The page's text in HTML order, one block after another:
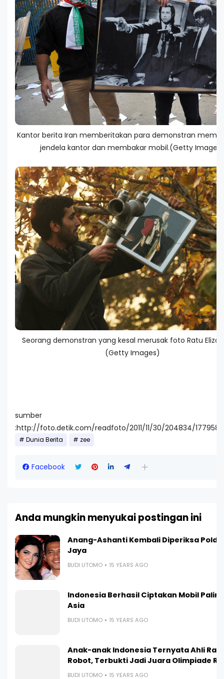
Kantor berita Iran memberitakan para demonstran
jendela kantor dan membakar mobil.(Getty Images)
Seorang demonstran yang kesal merusak foto Ratu
(Getty Images)
sumber
:http://foto.detik.com/readfoto/2011/11/30/204834/
Dunia Berita zee
Facebook
Anda mungkin menyukai postingan ini
Anang-Ashanti Kembali Diperiksa
Jaya
BUDI UTOMO 15 YEARS AGO
Indonesia Berhasil Ciptakan Mobil
Asia
BUDI UTOMO 15 YEARS AGO
Anak-anak Indonesia Ternyata Ahli
Robot, Terbukti Jadi Juara Olimpiade
BUDI UTOMO 15 YEARS AGO